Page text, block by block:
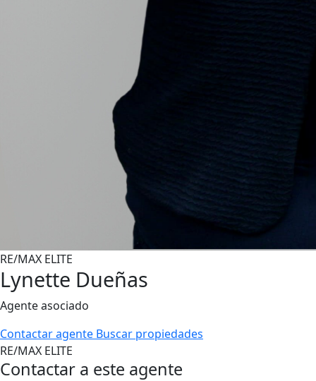
RE/MAX ELITE
Lynette Dueñas
Agente asociado
Contactar agente Buscar propiedades
RE/MAX ELITE
Contactar a este agente